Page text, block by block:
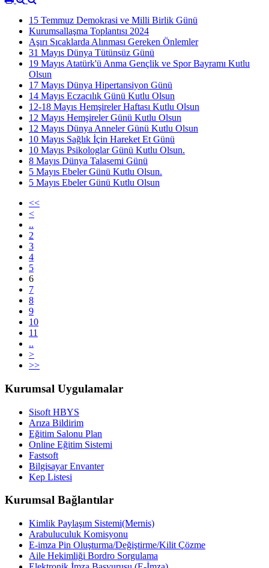
15 Temmuz Demokrasi ve Milli Birlik Günü
Kurumsallaşma Toplantısı 2024
Aşırı Sıcaklarda Alınması Gereken Önlemler
31 Mayıs Dünya Tütünsüz Günü
19 Mayıs Atatürk'ü Anma Gençlik ve Spor Bayramı Kutlu
Olsun
17 Mayıs Dünya Hipertansiyon Günü
14 Mayıs Eczacılık Günü Kutlu Olsun
12-18 Mayıs Hemşireler Haftası Kutlu Olsun
12 Mayıs Hemşireler Günü Kutlu Olsun
12 Mayıs Dünya Anneler Günü Kutlu Olsun
10 Mayıs Sağlık İçin Hareket Et Günü
10 Mayıs Psikologlar Günü Kutlu Olsun.
8 Mayıs Dünya Talasemi Günü
5 Mayıs Ebeler Günü Kutlu Olsun.
5 Mayıs Ebeler Günü Kutlu Olsun
<<
<
..
2
3
4
5
6
7
8
9
10
11
..
>
>>
Kurumsal Uygulamalar
Sisoft HBYS
Arıza Bildirim
Eğitim Salonu Plan
Online Eğitim Sistemi
Fastsoft
Bilgisayar Envanter
Kep Listesi
Kurumsal Bağlantılar
Kimlik Paylaşım Sistemi(Mernis)
Arabuluculuk Komisyonu
E-imza Pin Oluşturma/Değiştirme/Kilit Çözme
Aile Hekimliği Bordro Sorgulama